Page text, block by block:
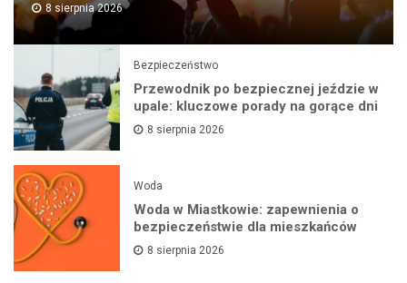
8 sierpnia 2026
Bezpieczeństwo
Przewodnik po bezpiecznej jeździe w
upale: kluczowe porady na gorące dni
8 sierpnia 2026
Woda
Woda w Miastkowie: zapewnienia o
bezpieczeństwie dla mieszkańców
8 sierpnia 2026